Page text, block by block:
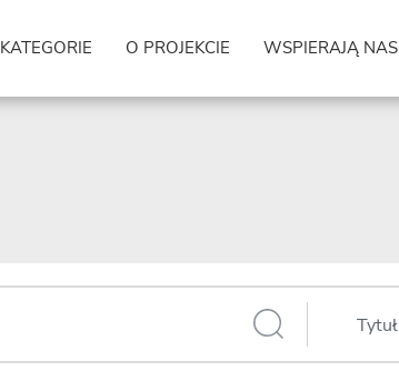
KATEGORIE O PROJEKCIE WSPIERAJĄ NAS